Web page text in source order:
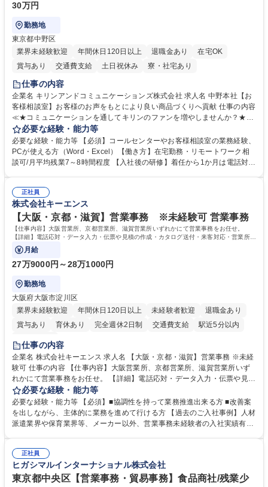
30万円
勤務地
東京都中野区
業界未経験歓迎
年間休日120日以上 退職金あり
在宅OK
賞与あり
交通費支給 土日祝休み 寮・社宅あり
仕事の内容
企業名 キリンアンドコミュニケーションズ株式会社 求人名 中野本社【お
客様相談室】お客様のお声をもとにより良い商品づくりへ貢献 仕事の内容
≪★コミュニケーションを通してキリンのファンを増やしませんか？★≫
お客様のお声をより良い商品づくりに活かしていく上で、窓口となるお客
様相談室でのお仕事です。 日々お客様からいただくキリングループへのご
意見を、企業活動に活かしています。お客様からの声に迅速かつ誠意をも
って対応、情報提供するとともにグループ内活動に反映しています。 【具
平均100件前後■メール・手紙：同上40件前後 募集職種 中野本社【お客様
相談室】お客様のお声をもとにより良い商品づくりへ貢献
必要な経験・能力等
必要な経験・能力等 【必須】コールセンターやお客様相談室の業務経験、
PCが使える方（Word・Excel）【働き方】在宅勤務・リモートワーク相
談可/月平均残業7～8時間程度 【入社後の研修】着任から1か月は電話対応
すのでご安心ください。 【当社について】キリングループの広報機能を担
う会社として、お客様との出会いを大切にし、磨き上げたホスピタリティ
を込めてコミュニケーションをとりながら広報関連業務を行っておりま
す。 学歴・資格 学歴：大学院 大学 高専 短大 専修学校 高校 語学力： 資
格：
正社員
株式会社キーエンス
【大阪・京都・滋賀】営業事務 ※未経験可 営業事務
【仕事内容】大阪営業所、京都営業所、滋賀営業所いずれかにて営業事務をお任せ。
【詳細】電話応対・データ入力・伝票や見積の作成・カタログ送付・来客対応・営業所内
で発生する事務業務や業務改善をお任せ。
月給
27万9000円～28万1000円
勤務地
大阪府大阪市淀川区
業界未経験歓迎
年間休日120日以上 未経験者歓迎
退職金あり
賞与あり
育休あり 完全週休2日制 交通費支給
駅近5分以内
土日祝休み
仕事の内容
企業名 株式会社キーエンス 求人名 【大阪・京都・滋賀】営業事務 ※未経
験可 仕事の内容 【仕事内容】大阪営業所、京都営業所、滋賀営業所いず
れかにて営業事務をお任せ。 【詳細】電話応対・データ入力・伝票や見積
の作成・カタログ送付・来客対応・営業所内で発生する事務業務や業務改
善をお任せ。 【教育制度】ご入社後、育成担当とペアになりながらOJTに
て業務を覚えていただくことが可能です。業務システムがきちんと構築さ
れているため、スムーズに仕事に慣れることができる環境です。また、
募集職種 【大阪・京都・滋賀】営業事務 ※未経験可
必要な経験・能力等
必要な経験・能力等 【必須】■協調性を持って業務推進出来る方 ■改善案
を出しながら、主体的に業務を進めて行ける方 【過去のご入社事例】人材
派遣業界や保育業界等、メーカー以外、営業事務未経験者の入社実績有
えて、お客様や社員の状況に合わせ、能動的なサポート、改善の動きも期
待され。組織を支えるスペシャリストとして、チームに貢献し、結果的に
社員から頼られる存在になることができます。平均19:30の退勤以降の業
正社員
ヒガシマルインターナショナル株式会社
東京都中央区【営業事務・貿易事務】食品商社/残業少